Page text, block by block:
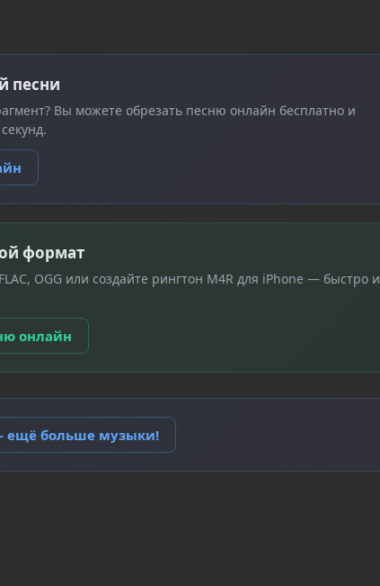
песни
Вы можете обрезать песню онлайн бесплатно и
формат
OGG или создайте рингтон M4R для iPhone — быстро и
онлайн
ещё больше музыки!